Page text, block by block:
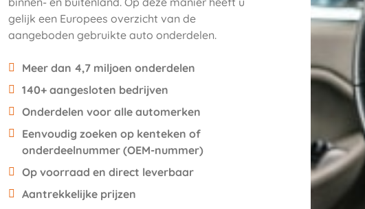
gelijk een Europees overzicht van de
aangeboden gebruikte auto onderdelen.
Meer dan 4,7 miljoen onderdelen
140+ aangesloten bedrijven
Onderdelen voor alle automerken
Eenvoudig zoeken op kenteken of
onderdeelnummer (OEM-nummer)
Op voorraad en direct leverbaar
Aantrekkelijke prijzen